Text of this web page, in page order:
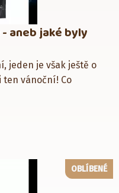
aneb jaké byly
jeden je však ještě o
ten vánoční! Co
OBLÍBENÉ